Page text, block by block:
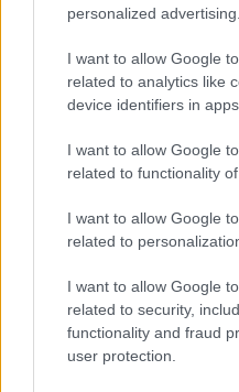
personalized advertising.
I want to allow Google
related to analytics like
device identifiers in apps.
I want to allow Google
related to functionality
I want to allow Google
related to
I want to allow Google
related to security,
functionality and fraud
user protection.
jó a cikk! jó ötlet, hogy
pláne, ha az
ilyen elemzőbb-
Sok sikert lemieux-nek
mindehhez!
17 éve
beakadni a kapuba(
szemben).
tenyleg dicseretre melto